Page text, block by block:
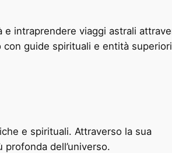
e intraprendere viaggi astrali
guide spirituali e entità
e spirituali. Attraverso la sua
dell’universo.